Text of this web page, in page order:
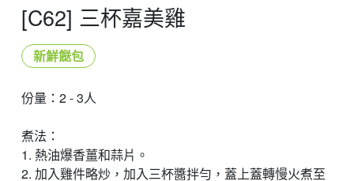
[C62] 三杯嘉美雞
新鮮餸包
份量：2 - 3人
煮法：
1. 熱油爆香薑和蒜片。
2. 加入雞件略炒，加入三杯醬拌勻，蓋上蓋轉慢火煮至